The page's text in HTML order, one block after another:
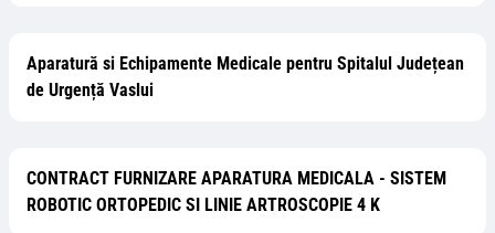
Aparatură si Echipamente Medicale pentru Spitalul Județean
de Urgență Vaslui
CONTRACT FURNIZARE APARATURA MEDICALA - SISTEM
ROBOTIC ORTOPEDIC SI LINIE ARTROSCOPIE 4 K